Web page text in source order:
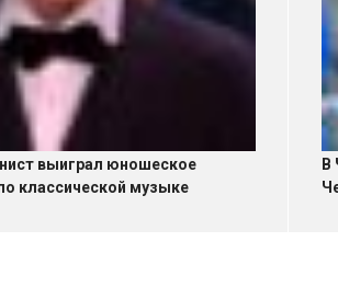
выиграл юношеское
классической музыке
В